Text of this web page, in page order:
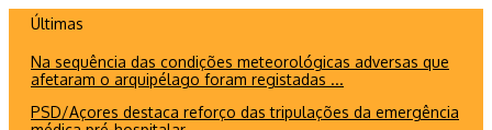
conteúdo
Últimas
Na sequência das condições meteorológicas adversas que
afetaram o arquipélago foram registadas ...
PSD/Açores destaca reforço das tripulações da emergência